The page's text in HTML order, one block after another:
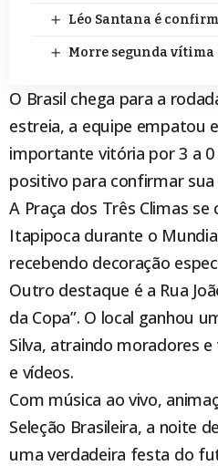
Léo Santana é
Morre segunda vítima
O Brasil chega para a
estreia, a equipe empatou
importante vitória por 3 a
positivo para confirmar
A Praça dos Três Climas
Itapipoca durante o
recebendo decoração
Outro destaque é a Rua
da Copa”. O local ganhou
Silva, atraindo moradores
e vídeos.
Com música ao vivo,
Seleção Brasileira, a noite
uma verdadeira festa do